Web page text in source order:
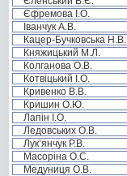
Єфремова І.О.
Іванчук А.В.
Кацер-Бучковська Н.В.
Княжицький М.Л.
Колганова О.В.
Котвіцький І.О.
Кривенко В.В.
Кришин О.Ю.
Лапін І.О.
Ледовських О.В.
Лук’янчук Р.В.
Масоріна О.С.
Медуниця О.В.